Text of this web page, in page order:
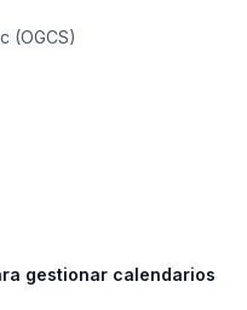
(OGCS)
gestionar calendarios